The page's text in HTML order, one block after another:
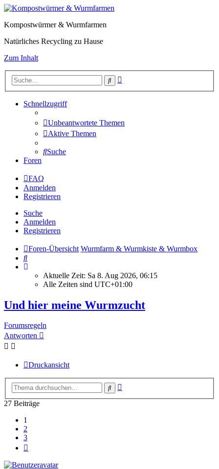
Kompostwürmer & Wurmfarmen
Natürliches Recycling zu Hause
Zum Inhalt
Suche
Schnellzugriff
Unbeantwortete Themen
Aktive Themen
Suche
Foren
FAQ
Anmelden
Registrieren
Suche
Anmelden
Registrieren
Foren-Übersicht Wurmfarm & Wurmkiste & Wurmbox
Suche
Aktuelle Zeit: Sa 8. Aug 2026, 06:15
Alle Zeiten sind UTC+01:00
Und hier meine Wurmzucht
Forumsregeln
Antworten
Druckansicht
Suche
27 Beiträge
1
2
3